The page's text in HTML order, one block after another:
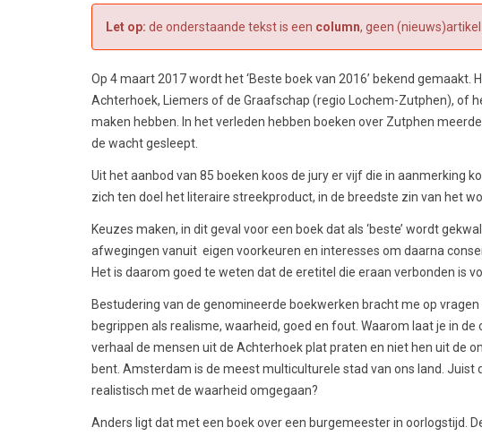
Let op: de onderstaande tekst is een column, geen (nieuws)artikel.
Op 4 maart 2017 wordt het ‘Beste boek van 2016’ bekend gemaakt.
Achterhoek, Liemers of de Graafschap (regio Lochem-Zutphen), of
maken hebben. In het verleden hebben boeken over Zutphen
de wacht gesleept.
Uit het aanbod van 85 boeken koos de jury er vijf die in aanmerking
zich ten doel het literaire streekproduct, in de breedste zin van het
Keuzes maken, in dit geval voor een boek dat als ‘beste’ wordt
afwegingen vanuit eigen voorkeuren en interesses om daarna
Het is daarom goed te weten dat de eretitel die eraan verbonden is
Bestudering van de genomineerde boekwerken bracht me op
begrippen als realisme, waarheid, goed en fout. Waarom laat je in
verhaal de mensen uit de Achterhoek plat praten en niet hen uit de
bent. Amsterdam is de meest multiculturele stad van ons land. Juist
realistisch met de waarheid omgegaan?
Anders ligt dat met een boek over een burgemeester in oorlogstijd.